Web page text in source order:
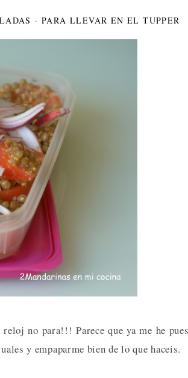
· PARA LLEVAR EN EL TUPPER
no para!!! Parece que ya me he
y empaparme bien de lo que haceis.